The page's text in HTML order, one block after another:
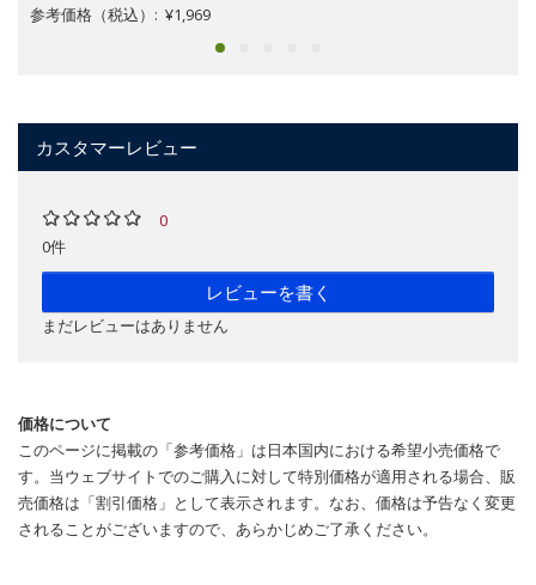
参考価格（税込）: ¥1,969
カスタマーレビュー
0
0件
レビューを書く
まだレビューはありません
価格について
このページに掲載の「参考価格」は日本国内における希望小売価格で
す。当ウェブサイトでのご購入に対して特別価格が適用される場合、販
売価格は「割引価格」として表示されます。なお、価格は予告なく変更
されることがございますので、あらかじめご了承ください。